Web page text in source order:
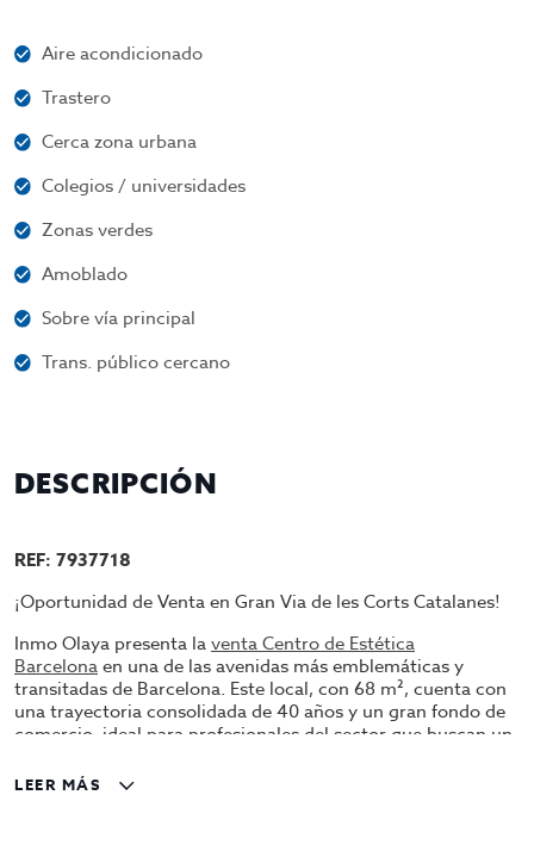
Aire acondicionado
Trastero
Cerca zona urbana
Colegios / universidades
Zonas verdes
Amoblado
Sobre vía principal
Trans. público cercano
DESCRIPCIÓN
REF: 7937718
¡Oportunidad de Venta en Gran Via de les Corts Catalanes!
Inmo Olaya presenta laventa Centro de Estética
Barcelonaen una de las avenidas más emblemáticas y
transitadas de Barcelona. Este local, con 68 m², cuenta con
una trayectoria consolidada de 40 años y un gran fondo de
comercio, ideal para profesionales del sector que buscan un
Características principales:
LEER MÁS